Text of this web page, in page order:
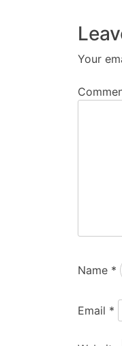
Your
Name *
Email *